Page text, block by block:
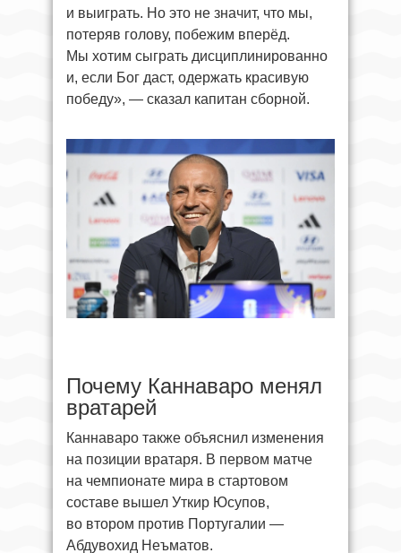
и выиграть. Но это не значит, что мы,
потеряв голову, побежим вперёд.
Мы хотим сыграть дисциплинированно
и, если Бог даст, одержать красивую
победу», — сказал капитан сборной.
Почему Каннаваро менял
вратарей
Каннаваро также объяснил изменения
на позиции вратаря. В первом матче
на чемпионате мира в стартовом
составе вышел Уткир Юсупов,
во втором против Португалии —
Абдувохид Неъматов.